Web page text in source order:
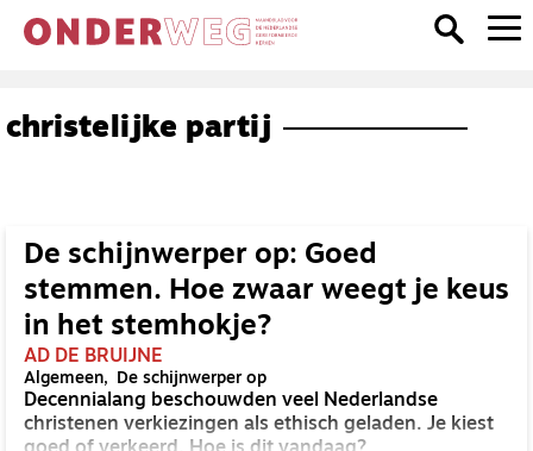
christelijke partij
De schijnwerper op: Goed
stemmen. Hoe zwaar weegt je keus
in het stemhokje?
AD DE BRUIJNE
Algemeen De schijnwerper op
Decennialang beschouwden veel Nederlandse
christenen verkiezingen als ethisch geladen. Je kiest